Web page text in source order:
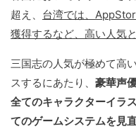
超え、 台湾では、
獲得するなど、高い人気
三国志の人気が極めて高
スするにあたり、 豪華声
全てのキャラクターイラ
てのゲームシステムを見